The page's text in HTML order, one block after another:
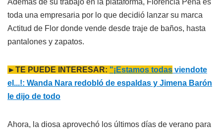
Además de su trabajo en la plataforma, Florencia Peña es
toda una empresaria por lo que decidió lanzar su marca
Actitud de Flor donde vende desde traje de baños, hasta
pantalones y zapatos.
►TE PUEDE INTERESAR: "¡Estamos todas viendote
el...!: Wanda Nara redobló de espaldas y Jimena Barón
le dijo de todo
Ahora, la diosa aprovechó los últimos días de verano para